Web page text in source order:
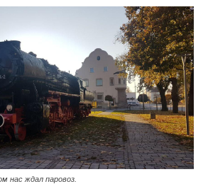
нас ждал паровоз.